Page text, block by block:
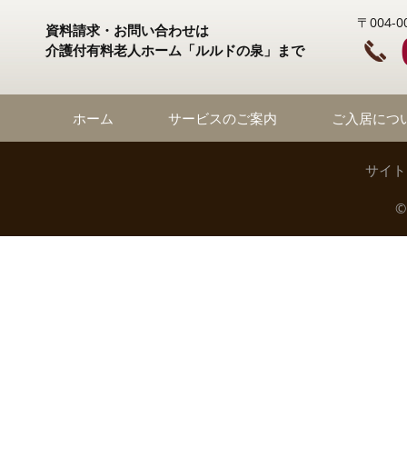
資料請求・お問い合わせは
介護付有料老人ホーム「ルルドの泉」まで
〒004-
ホーム サービスのご案内 ご入居につ
サイ
©